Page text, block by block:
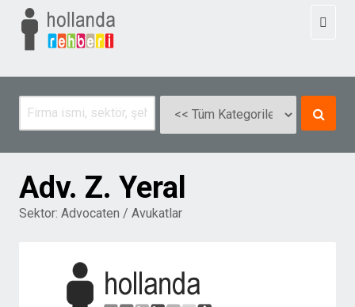
Adv. Z. Yeral
Sektor: Advocaten / Avukatlar